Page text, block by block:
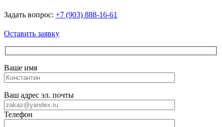
Задать вопрос: +7 (903) 888-16-61
Оставить заявку
Ваше имя
Ваш адрес эл. почты
Телефон